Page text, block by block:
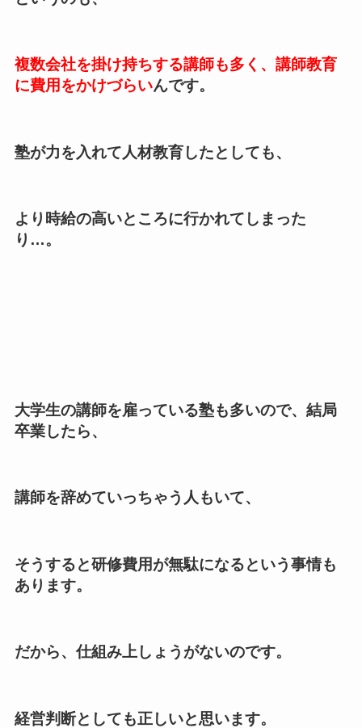
複数会社を掛け持ちする講師も多く、講師教育
に費用をかけづらいんです。
塾が力を入れて人材教育したとしても、
より時給の高いところに行かれてしまった
り …。
大学生の講師を雇っている塾も多いので、結局
卒業したら、
講師を辞めていっちゃう人もいて、
そうすると研修費用が無駄になるという事情も
あります。
だから、仕組み上しょうがないのです。
経営判断としても正しいと思います。